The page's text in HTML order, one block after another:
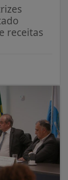
receitas